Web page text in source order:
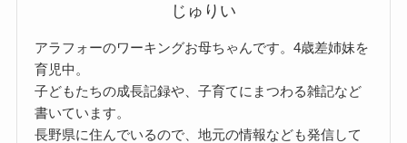
じゅりい
アラフォーのワーキングお母ちゃんです。4歳差姉妹を
育児中。
子どもたちの成長記録や、子育てにまつわる雑記など
書いています。
長野県に住んでいるので、地元の情報なども発信して